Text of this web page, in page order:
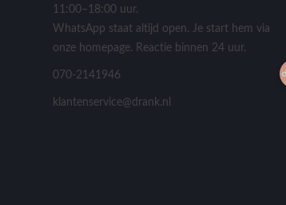
11:00–18:00 uur.
WhatsApp staat altijd open. Je start hem via
onze homepage. Reactie binnen 24 uur.
070-2141946
klantenservice@drank.nl